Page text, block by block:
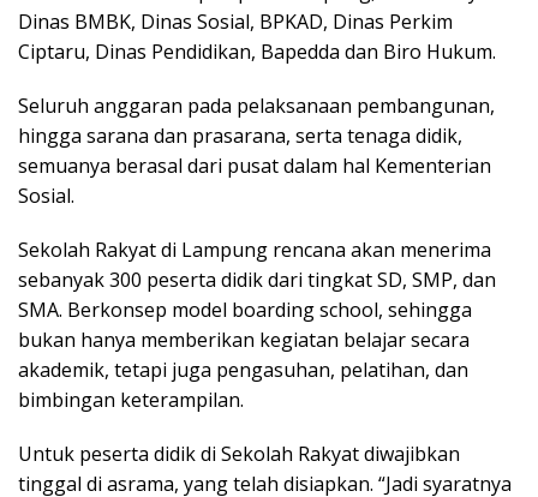
Dinas BMBK, Dinas Sosial, BPKAD, Dinas Perkim
Ciptaru, Dinas Pendidikan, Bapedda dan Biro Hukum.
Seluruh anggaran pada pelaksanaan pembangunan,
hingga sarana dan prasarana, serta tenaga didik,
semuanya berasal dari pusat dalam hal Kementerian
Sosial.
Sekolah Rakyat di Lampung rencana akan menerima
sebanyak 300 peserta didik dari tingkat SD, SMP, dan
SMA. Berkonsep model boarding school, sehingga
bukan hanya memberikan kegiatan belajar secara
akademik, tetapi juga pengasuhan, pelatihan, dan
bimbingan keterampilan.
Untuk peserta didik di Sekolah Rakyat diwajibkan
tinggal di asrama, yang telah disiapkan. “Jadi syaratnya